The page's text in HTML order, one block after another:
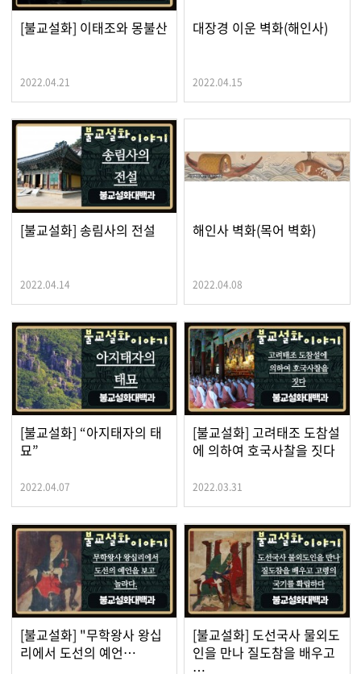
[불교설화] 이태조와 몽불산
2022.04.21
대장경 이운 벽화(해인사)
2022.04.15
[불교설화] 송림사의 전설
2022.04.14
해인사 벽화(목어 벽화)
2022.04.08
[불교설화] “아지태자의 태
묘”
2022.04.07
[불교설화] 고려태조 도참설
에 의하여 호국사찰을 짓다
2022.03.31
[불교설화] "무학왕사 왕십
리에서 도선의 예언…
[불교설화] 도선국사 물외도
인을 만나 질도참을 배우고
…